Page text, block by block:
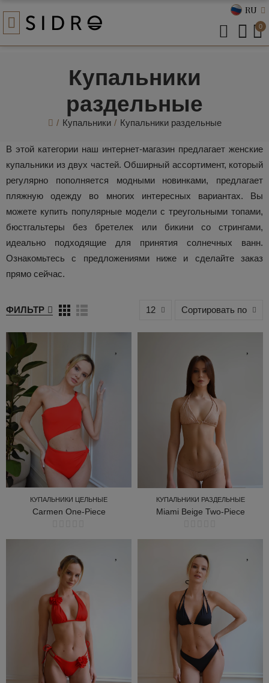
RU
0
Купальники
раздельные
Купальники Купальники раздельные
В этой категории наш интернет-магазин предлагает женские
купальники из двух частей. Обширный ассортимент, который
регулярно пополняется модными новинками, предлагает
пляжную одежду во многих интересных вариантах. Вы
можете купить популярные модели с треугольными топами,
бюстгальтеры без бретелек или бикини со стрингами,
идеально подходящие для принятия солнечных ванн.
Ознакомьтесь с предложениями ниже и сделайте заказ
прямо сейчас.
ФИЛЬТР 12 Сортировать по
КУПАЛЬНИКИ ЦЕЛЬНЫЕ
Carmen One-Piece
КУПАЛЬНИКИ РАЗДЕЛЬНЫЕ
Miami Beige Two-Piece